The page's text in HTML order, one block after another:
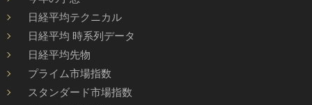
日経平均テクニカル
日経平均 時系列データ
日経平均先物
プライム市場指数
スタンダード市場指数